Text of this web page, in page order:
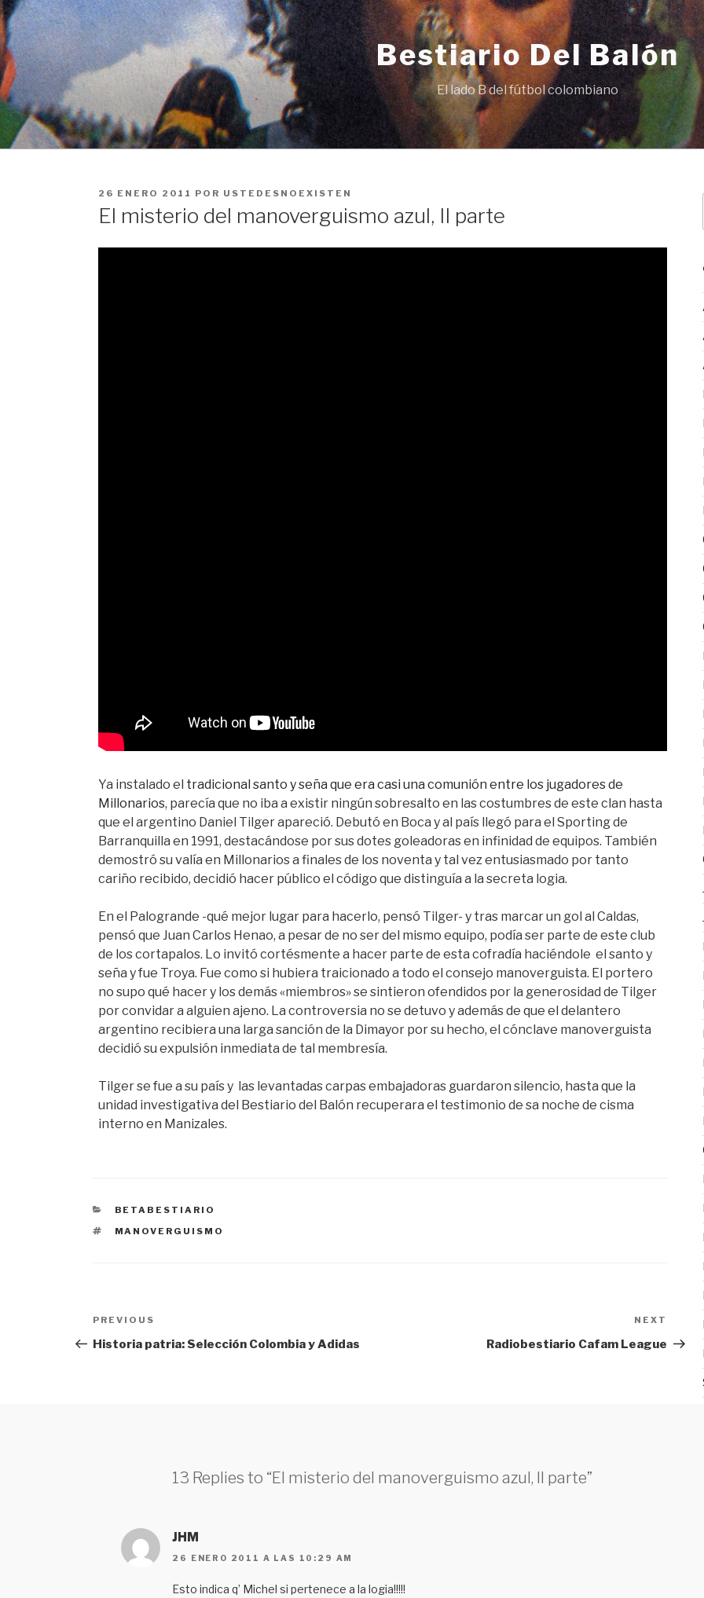
Ir
al
contenido
Bestiario Del Balón
El lado B del fútbol colombiano
PUBLICADO
EN
26 ENERO 2011 POR USTEDESNOEXISTEN
El misterio del manoverguismo azul, II parte
Ya instalado el tradicional santo y seña que era casi una comunión entre los jugadores de
Millonarios, parecía que no iba a existir ningún sobresalto en las costumbres de este clan hasta
que el argentino Daniel Tilger apareció. Debutó en Boca y al país llegó para el Sporting de
Barranquilla en 1991, destacándose por sus dotes goleadoras en infinidad de equipos. También
demostró su valía en Millonarios a finales de los noventa y tal vez entusiasmado por tanto
cariño recibido, decidió hacer público el código que distinguía a la secreta logia.
En el Palogrande -qué mejor lugar para hacerlo, pensó Tilger- y tras marcar un gol al Caldas,
pensó que Juan Carlos Henao, a pesar de no ser del mismo equipo, podía ser parte de este club
de los cortapalos. Lo invitó cortésmente a hacer parte de esta cofradía haciéndole el santo y
seña y fue Troya. Fue como si hubiera traicionado a todo el consejo manoverguista. El portero
no supo qué hacer y los demás «miembros» se sintieron ofendidos por la generosidad de Tilger
por convidar a alguien ajeno. La controversia no se detuvo y además de que el delantero
argentino recibiera una larga sanción de la Dimayor por su hecho, el cónclave manoverguista
decidió su expulsión inmediata de tal membresía.
Tilger se fue a su país y las levantadas carpas embajadoras guardaron silencio, hasta que la
unidad investigativa del Bestiario del Balón recuperara el testimonio de sa noche de cisma
interno en Manizales.
CATEGORÍAS
BETABESTIARIO
ETIQUETAS
MANOVERGUISMO
Navegación
de
Previous
Post
PREVIOUS
Historia patria: Selección Colombia y Adidas
Post
NEXT
Radiobestiario Cafam League
13 Replies to “El misterio del manoverguismo azul, II parte”
JHM
26 ENERO 2011 A LAS 10:29 AM
Esto indica q’ Michel si pertenece a la logia!!!!!